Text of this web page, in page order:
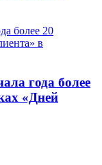
года более
«Дней